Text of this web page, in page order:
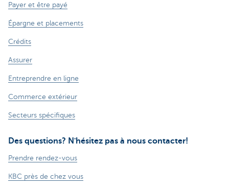
Payer et être payé
Épargne et placements
Crédits
Assurer
Entreprendre en ligne
Commerce extérieur
Secteurs spécifiques
Des questions? N'hésitez pas à nous contacter!
Prendre rendez-vous
KBC près de chez vous